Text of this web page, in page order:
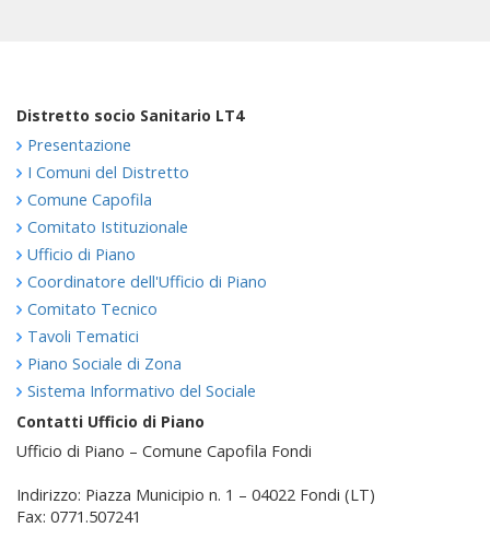
Distretto socio Sanitario LT4
Presentazione
I Comuni del Distretto
Comune Capofila
Comitato Istituzionale
Ufficio di Piano
Coordinatore dell'Ufficio di Piano
Comitato Tecnico
Tavoli Tematici
Piano Sociale di Zona
Sistema Informativo del Sociale
Contatti Ufficio di Piano
Ufficio di Piano – Comune Capofila Fondi
Indirizzo: Piazza Municipio n. 1 – 04022 Fondi (LT)
Fax: 0771.507241